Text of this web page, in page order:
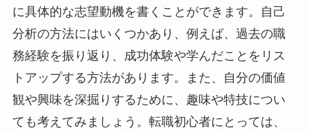
に具体的な志望動機を書くことができます。自己
分析の方法にはいくつかあり、例えば、過去の職
務経験を振り返り、成功体験や学んだことをリス
トアップする方法があります。また、自分の価値
観や興味を深掘りするために、趣味や特技につい
ても考えてみましょう。転職初心者にとっては、